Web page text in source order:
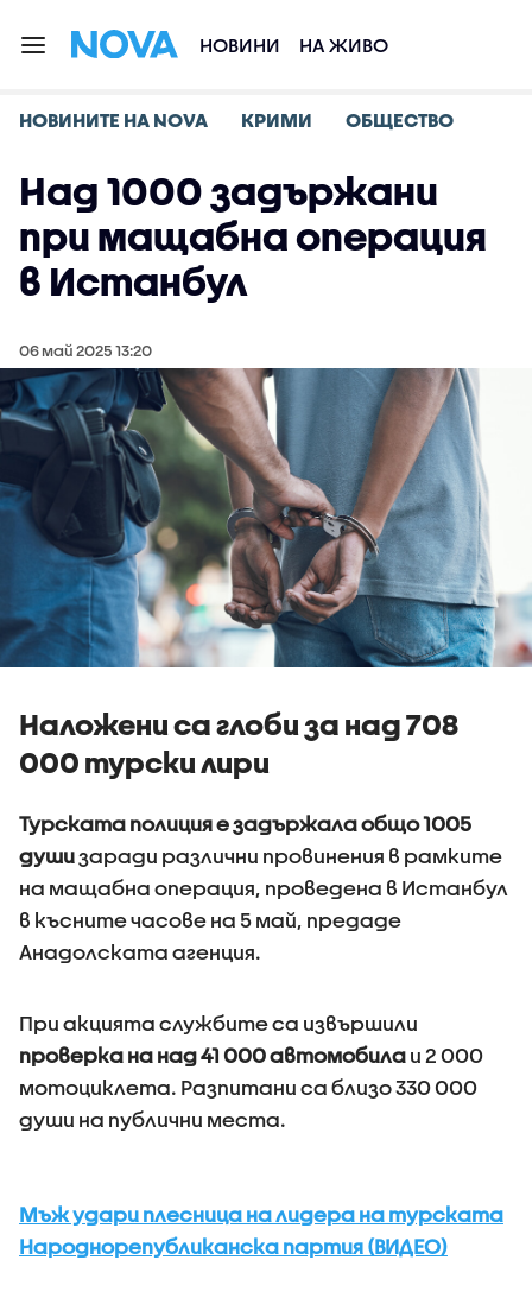
НОВИНИ НА ЖИВО
НОВИНИТЕ НА NOVA КРИМИ ОБЩЕСТВО
Над 1000 задържани
при мащабна операция
в Истанбул
06 май 2025 13:20
Наложени са глоби за над 708
000 турски лири
Турската полиция е задържала общо 1005
душизаради различни провинения в рамките
на мащабна операция, проведена в Истанбул
в късните часове на 5 май, предаде
Анадолската агенция.
При акцията службите са извършили
проверка на над 41 000 автомобила и 2 000
мотоциклета. Разпитани са близо 330 000
души на публични места.
Мъж удари плесница на лидера на турската
Народнорепубликанска партия (ВИДЕО)